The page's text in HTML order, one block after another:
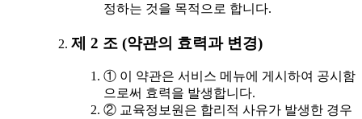
정하는 것을 목적으로 합니다.
제 2 조 (약관의 효력과 변경)
① 이 약관은 서비스 메뉴에 게시하여 공시함
으로써 효력을 발생합니다.
② 교육정보원은 합리적 사유가 발생한 경우